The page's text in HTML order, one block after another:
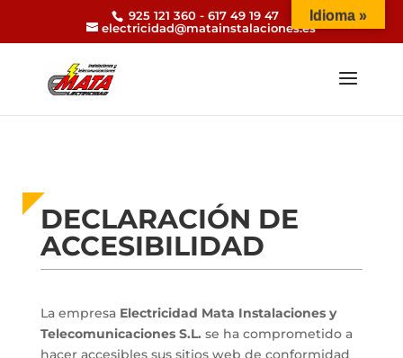
925 121 360 - 617 49 19 47
electricidad@matainstalaciones.es
DECLARACIÓN DE
ACCESIBILIDAD
La empresa Electricidad Mata Instalaciones y
Telecomunicaciones S.L. se ha comprometido a
hacer accesibles sus sitios web de conformidad
Idioma »